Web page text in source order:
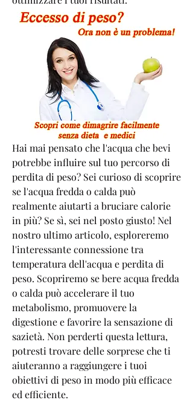
Hai mai pensato che l'acqua che bevi
potrebbe influire sul tuo percorso di
perdita di peso? Sei curioso di scoprire
se l'acqua fredda o calda può
realmente aiutarti a bruciare calorie
in più? Se sì, sei nel posto giusto! Nel
nostro ultimo articolo, esploreremo
l'interessante connessione tra
temperatura dell'acqua e perdita di
peso. Scopriremo se bere acqua fredda
o calda può accelerare il tuo
metabolismo, promuovere la
digestione e favorire la sensazione di
sazietà. Non perderti questa lettura,
potresti trovare delle sorprese che ti
aiuteranno a raggiungere i tuoi
obiettivi di peso in modo più efficace
ed efficiente.